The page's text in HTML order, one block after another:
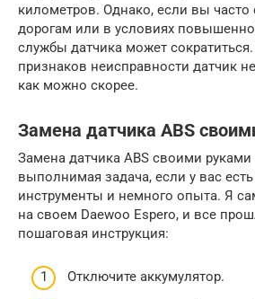
километров. Однако, если вы часто
дорогам или в условиях
службы датчика может
признаков неисправности датчик
как можно скорее.
Замена датчика ABS
Замена датчика ABS своими
выполнимая задача, если у вас
инструменты и немного опыта. Я
на своем Daewoo Espero, и все
пошаговая инструкция:
Отключите аккумулятор.